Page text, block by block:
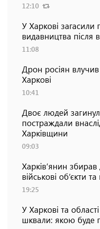
12:10
У Харкові загасили
видавництва після
11:08
Дрон росіян
Харкові
10:41
Двоє людей
постраждали
Харківщини
09:03
Харків’янин
військові об’єкти
19:25
У Харкові та
шквали: якою буде